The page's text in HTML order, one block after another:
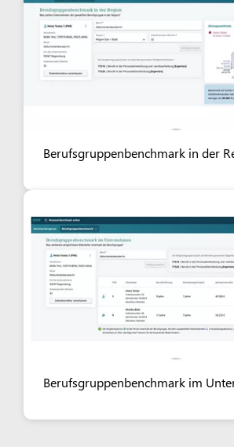
Berufsgruppenbenchmark in der
Berufsgruppenbenchmark im